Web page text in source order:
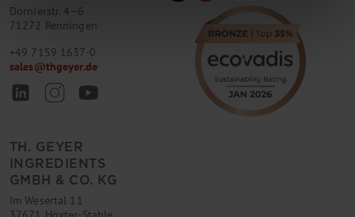
Dornierstr. 4–6
71272 Renningen
+49 7159 1637-0
sales@thgeyer.de
TH. GEYER
INGREDIENTS
GMBH & CO. KG
Im Wesertal 11